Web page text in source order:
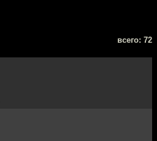
всего: 72